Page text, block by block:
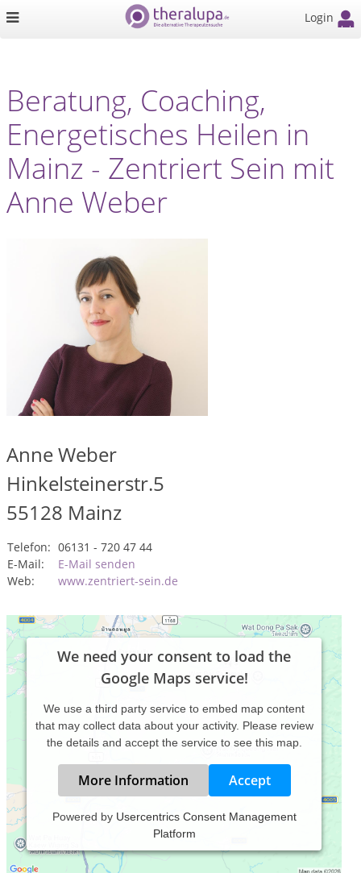
Login
Beratung, Coaching,
Energetisches Heilen in
Mainz - Zentriert Sein mit
Anne Weber
Anne Weber
Hinkelsteinerstr.5
55128 Mainz
Telefon: 06131 - 720 47 44
E-Mail:
E-Mail senden
Web:
www.zentriert-sein.de
We need your consent to load the
Google Maps service!
We use a third party service to embed map content
that may collect data about your activity. Please review
the details and accept the service to see this map.
More Information Accept
Powered by Usercentrics Consent Management
Platform
Zentriert Sein mit Anne Weber - Ganzheitliches Coaching
und Energetische Klärung